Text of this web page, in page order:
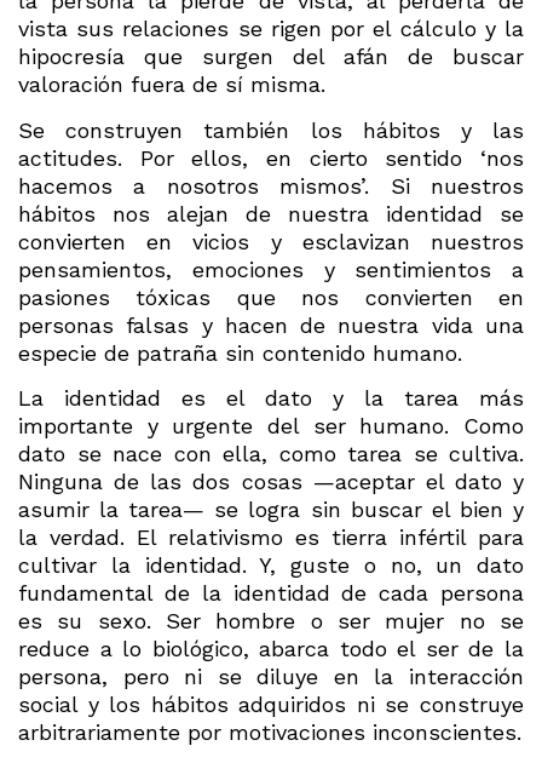
vista sus relaciones se rigen por el cálculo y la
hipocresía que surgen del afán de buscar
valoración fuera de sí misma.
Se construyen también los hábitos y las
actitudes. Por ellos, en cierto sentido ‘nos
hacemos a nosotros mismos’. Si nuestros
hábitos nos alejan de nuestra identidad se
convierten en vicios y esclavizan nuestros
pensamientos, emociones y sentimientos a
pasiones tóxicas que nos convierten en
personas falsas y hacen de nuestra vida una
especie de patraña sin contenido humano.
La identidad es el dato y la tarea más
importante y urgente del ser humano. Como
dato se nace con ella, como tarea se cultiva.
Ninguna de las dos cosas —aceptar el dato y
asumir la tarea— se logra sin buscar el bien y
la verdad. El relativismo es tierra infértil para
cultivar la identidad. Y, guste o no, un dato
fundamental de la identidad de cada persona
es su sexo. Ser hombre o ser mujer no se
reduce a lo biológico, abarca todo el ser de la
persona, pero ni se diluye en la interacción
social y los hábitos adquiridos ni se construye
arbitrariamente por motivaciones inconscientes.